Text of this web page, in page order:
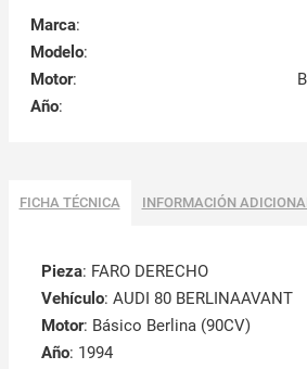
Marca:
Modelo:
Motor:
Año:
FICHA TÉCNICA INFORMACIÓN
Pieza: FARO DERECHO
Vehículo: AUDI 80 BERLINAAVANT
Motor: Básico Berlina (90CV)
Año: 1994